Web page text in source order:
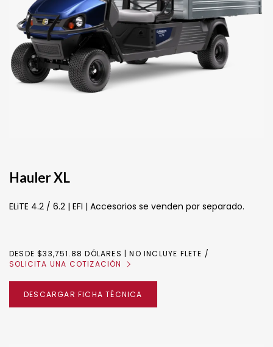
Hauler XL
ELiTE 4.2 / 6.2 | EFI | Accesorios se venden por separado.
DESDE $33,751.88 DÓLARES | NO INCLUYE FLETE
SOLICITA UNA COTIZACIÓN
DESCARGAR FICHA TÉCNICA